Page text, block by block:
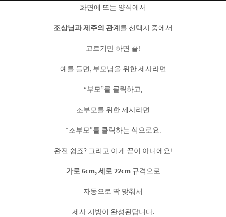
화면에 뜨는 양식에서
조상님과 제주의 관계를 선택지 중에서
고르기만 하면 끝!
예를 들면, 부모님을 위한 제사라면
“부모”를 클릭하고,
조부모를 위한 제사라면
“조부모”를 클릭하는 식으로요.
완전 쉽죠? 그리고 이게 끝이 아니에요!
가로 6cm, 세로 22cm규격으로
자동으로 딱 맞춰서
제사 지방이 완성된답니다.